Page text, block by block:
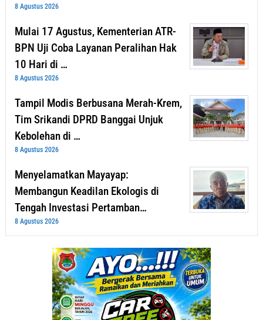
8 Agustus 2026
Mulai 17 Agustus, Kementerian ATR-
BPN Uji Coba Layanan Peralihan Hak
10 Hari di …
8 Agustus 2026
Tampil Modis Berbusana Merah-Krem,
Tim Srikandi DPRD Banggai Unjuk
Kebolehan di …
8 Agustus 2026
Menyelamatkan Mayayap:
Membangun Keadilan Ekologis di
Tengah Investasi Pertamban…
8 Agustus 2026